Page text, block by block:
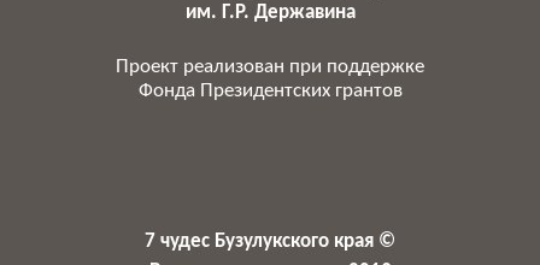
им. Г.Р. Державина
Проект реализован при поддержке
Фонда Президентских грантов
7 чудес Бузулукского края ©